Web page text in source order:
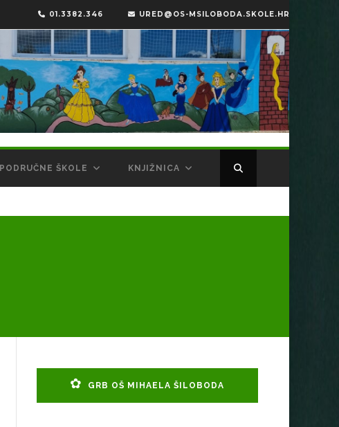
01.3382.346 URED@OS-MSILOBODA.SKOLE.HR
PODRUČNE ŠKOLE KNJIŽNICA
GRB OŠ MIHAELA ŠILOBODA